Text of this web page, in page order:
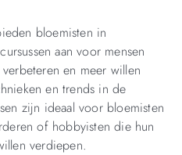
bloemisten in
aan voor mensen
en meer willen
en trends in de
zijn ideaal voor bloemisten
of hobbyisten die hun
verdiepen.